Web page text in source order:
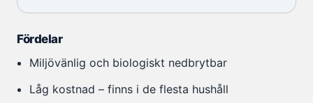
Fördelar
Miljövänlig och biologiskt nedbrytbar
Låg kostnad – finns i de flesta hushåll